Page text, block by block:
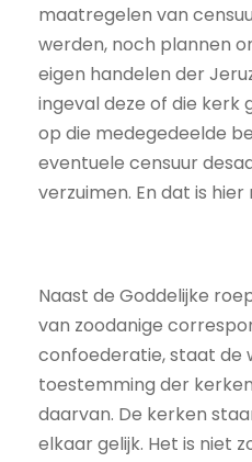
maatregelen van
werden, noch plannen
eigen handelen der
ingeval deze of die kerk
op die medegedeelde
eventuele censuur
verzuimen. En dat is
Naast de Goddelijke
van zoodanige
confoederatie, staat de
toestemming der
daarvan. De kerken
elkaar gelijk. Het is niet